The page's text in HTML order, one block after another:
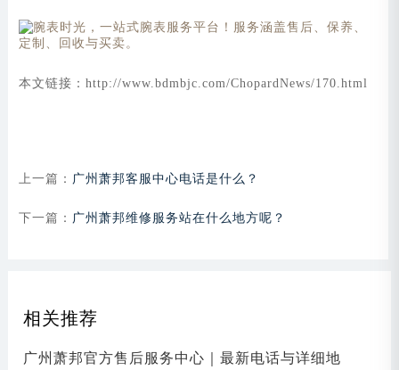
本文链接：http://www.bdmbjc.com/ChopardNews/170.html
上一篇： 广州萧邦客服中心电话是什么？
下一篇： 广州萧邦维修服务站在什么地方呢？
相关推荐
广州萧邦官方售后服务中心｜最新电话与详细地